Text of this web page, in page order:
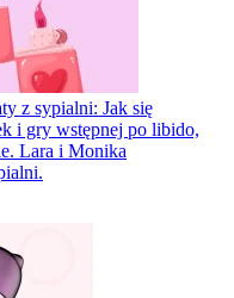
z sypialni: Jak się
i gry wstępnej po libido,
Lara i Monika